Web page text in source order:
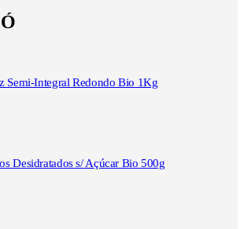
Semi-Integral Redondo Bio 1Kg
Desidratados s/ Açúcar Bio 500g